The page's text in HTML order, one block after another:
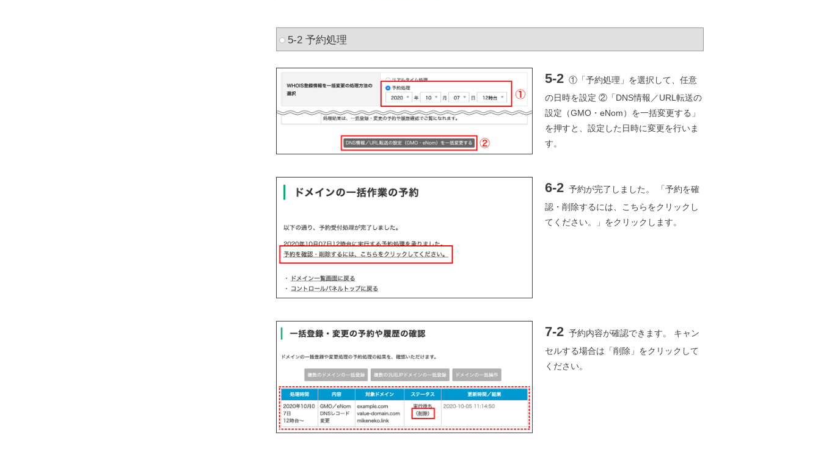
5-2 予約処理
5-2 ①「予約処理」を選択して、任意
の日時を設定 ②「DNS情報／URL転送の
設定（GMO・eNom）を一括変更する」
を押すと、設定した日時に変更を行いま
す。
6-2 予約が完了しました。 「予約を確
認・削除するには、こちらをクリックし
てください。」をクリックします。
7-2 予約内容が確認できます。 キャン
セルする場合は「削除」をクリックして
ください。